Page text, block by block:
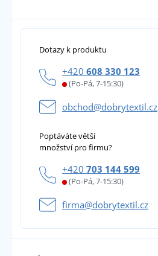
Dotazy k produktu
+420 608 330 123
(Po-Pá, 7-15:30)
obchod@dobrytextil.cz
Poptáváte větší
množství pro firmu?
+420 703 144 599
(Po-Pá, 7-15:30)
firma@dobrytextil.cz